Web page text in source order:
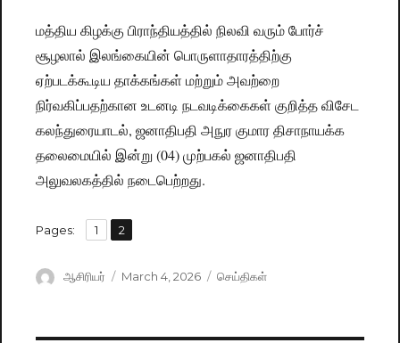
மத்திய கிழக்கு பிராந்தியத்தில் நிலவி வரும் போர்ச்
சூழலால் இலங்கையின் பொருளாதாரத்திற்கு
ஏற்படக்கூடிய தாக்கங்கள் மற்றும் அவற்றை
நிர்வகிப்பதற்கான உடனடி நடவடிக்கைகள் குறித்த விசேட
கலந்துரையாடல், ஜனாதிபதி அநுர குமார திசாநாயக்க
தலைமையில் இன்று (04) முற்பகல் ஜனாதிபதி
அலுவலகத்தில் நடைபெற்றது.
Pages: Page
1 ,
Page
2
Author
ஆசிரியர்
Posted
March 4, 2026 Categories
செய்திகள்